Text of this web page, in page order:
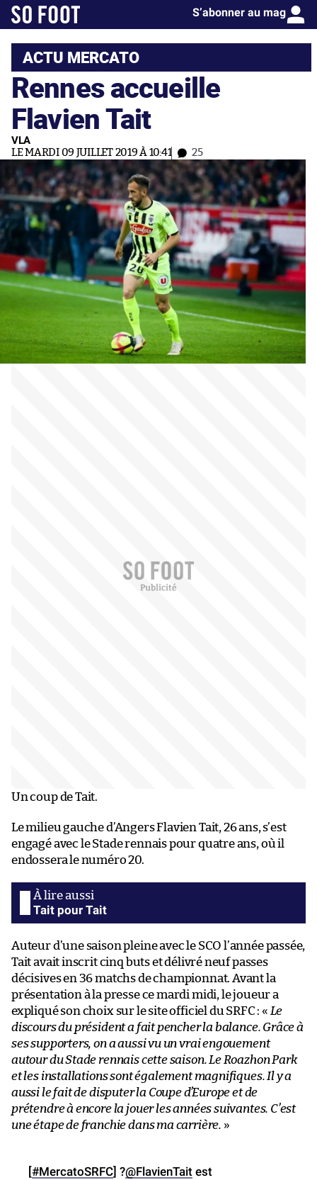
S’abonner au mag
ACTU MERCATO
Rennes accueille
Flavien Tait
VLA
LE MARDI 09 JUILLET 2019 À 10:41 25
Un coup de Tait.
Le milieu gauche d’Angers Flavien Tait, 26 ans, s’est
engagé avec le Stade rennais pour quatre ans, où il
endossera le numéro 20.
Tait pour Tait
Auteur d’une saison pleine avec le SCO l’année passée,
Tait avait inscrit cinq buts et délivré neuf passes
décisives en 36 matchs de championnat. Avant la
présentation à la presse ce mardi midi, le joueur a
expliqué son choix sur le site officiel du SRFC : « Le
discours du président a fait pencher la balance. Grâce à
ses supporters, on a aussi vu un vrai engouement
autour du Stade rennais cette saison. Le Roazhon Park
et les installations sont également magnifiques. Il y a
aussi le fait de disputer la Coupe d’Europe et de
prétendre à encore la jouer les années suivantes. C’est
une étape de franchie dans ma carrière. »
[#MercatoSRFC] ?@FlavienTait est